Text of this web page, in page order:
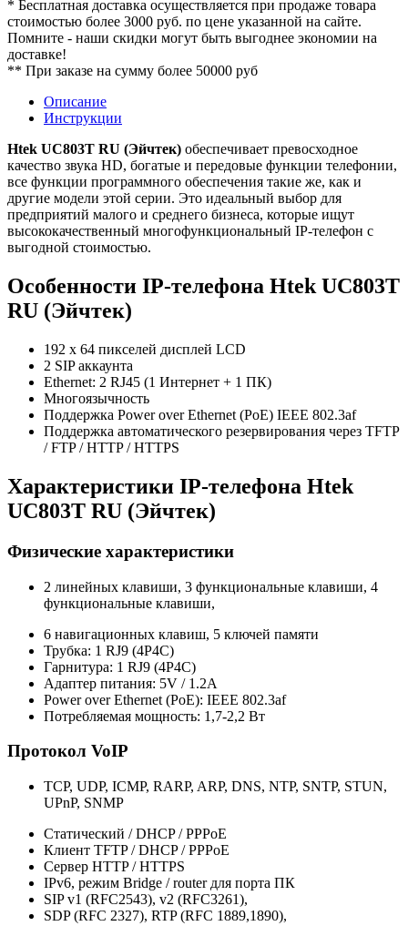
* Бесплатная доставка осуществляется при продаже товара
стоимостью более 3000 руб. по цене указанной на сайте.
Помните - наши скидки могут быть выгоднее экономии на
доставке!
** При заказе на сумму более 50000 руб
Описание
Инструкции
Htek UC803T RU (Эйчтек) обеспечивает превосходное
качество звука HD, богатые и передовые функции телефонии,
все функции программного обеспечения такие же, как и
другие модели этой серии. Это идеальный выбор для
предприятий малого и среднего бизнеса, которые ищут
высококачественный многофункциональный IP-телефон с
выгодной стоимостью.
Особенности IP-телефона Htek UC803T
RU (Эйчтек)
192 x 64 пикселей дисплей LCD
2 SIP аккаунта
Ethernet: 2 RJ45 (1 Интернет + 1 ПК)
Многоязычность
Поддержка Power over Ethernet (PoE) IEEE 802.3af
Поддержка автоматического резервирования через TFTP
/ FTP / HTTP / HTTPS
Характеристики IP-телефона Htek
UC803T RU (Эйчтек)
Физические характеристики
2 линейных клавиши, 3 функциональные клавиши, 4
функциональные клавиши,
6 навигационных клавиш, 5 ключей памяти
Трубка: 1 RJ9 (4P4C)
Гарнитура: 1 RJ9 (4P4C)
Адаптер питания: 5V / 1.2A
Power over Ethernet (PoE): IEEE 802.3af
Потребляемая мощность: 1,7-2,2 Вт
Протокол VoIP
TCP, UDP, ICMP, RARP, ARP, DNS, NTP, SNTP, STUN,
UPnP, SNMP
Статический / DHCP / PPPoE
Клиент TFTP / DHCP / PPPoE
Сервер HTTP / HTTPS
IPv6, режим Bridge / router для порта ПК
SIP v1 (RFC2543), v2 (RFC3261),
SDP (RFC 2327), RTP (RFC 1889,1890),